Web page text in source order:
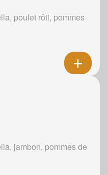
poulet rôti, pommes
jambon, pommes de